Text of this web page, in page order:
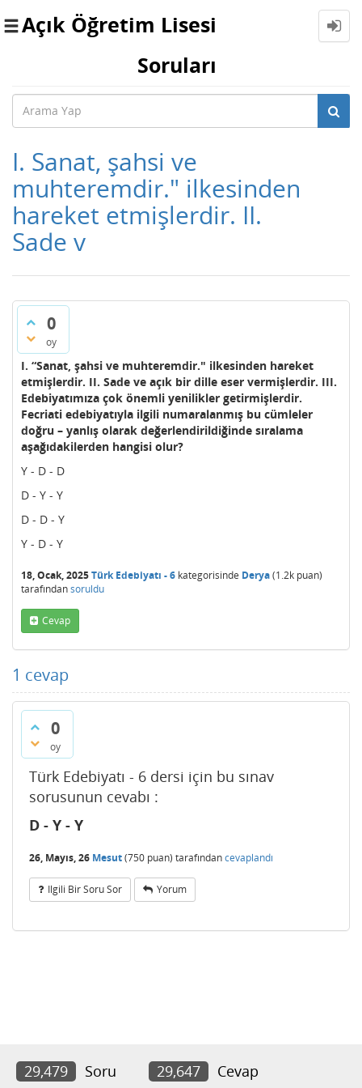
Toggle
Açık Öğretim Lisesi
Soruları
I. Sanat, şahsi ve
muhteremdir." ilkesinden
hareket etmişlerdir. II.
Sade v
0
oy
I. “Sanat, şahsi ve muhteremdir." ilkesinden hareket
etmişlerdir. II. Sade ve açık bir dille eser vermişlerdir. III.
Edebiyatımıza çok önemli yenilikler getirmişlerdir.
Fecriati edebiyatıyla ilgili numaralanmış bu cümleler
doğru – yanlış olarak değerlendirildiğinde sıralama
aşağıdakilerden hangisi olur?
Y - D - D
D - Y - Y
D - D - Y
Y - D - Y
18, Ocak, 2025Türk Edebiyatı - 6 kategorisinde Derya(1.2k puan)
tarafındansoruldu
Cevap
1 cevap
0
oy
Türk Edebiyatı - 6 dersi için bu sınav
sorusunun cevabı :
D - Y - Y
26, Mayıs, 26 Mesut(750 puan) tarafındancevaplandı
Ilgili Bir Soru Sor Yorum
29,479 Soru 29,647 Cevap